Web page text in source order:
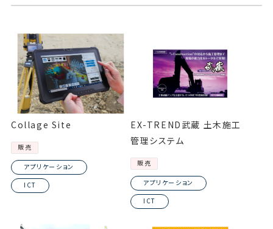
Collage Site
販売
アプリケーション
ICT
EX-TREND武蔵 土木施工
管理システム
販売
アプリケーション
ICT